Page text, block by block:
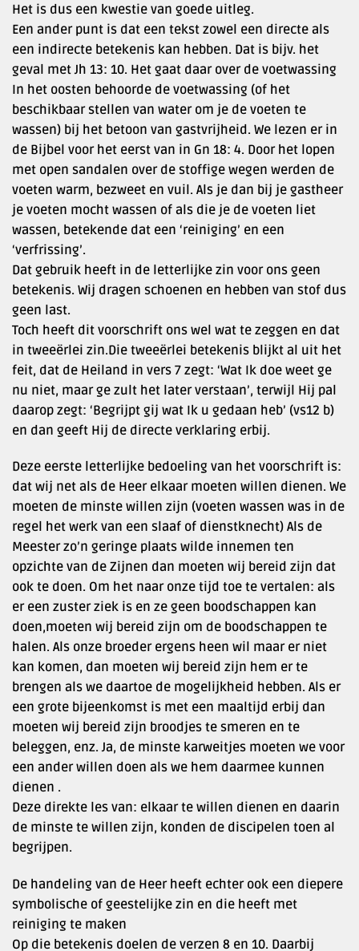
Het is dus een kwestie van goede uitleg.
Een ander punt is dat een tekst zowel een directe als
een indirecte betekenis kan hebben. Dat is bijv. het
geval met Jh 13: 10. Het gaat daar over de voetwassing
In het oosten behoorde de voetwassing (of het
beschikbaar stellen van water om je de voeten te
wassen) bij het betoon van gastvrijheid. We lezen er in
de Bijbel voor het eerst van in Gn 18: 4. Door het lopen
met open sandalen over de stoffige wegen werden de
voeten warm, bezweet en vuil. Als je dan bij je gastheer
je voeten mocht wassen of als die je de voeten liet
wassen, betekende dat een ‘reiniging’ en een
‘verfrissing’.
Dat gebruik heeft in de letterlijke zin voor ons geen
betekenis. Wij dragen schoenen en hebben van stof dus
geen last.
Toch heeft dit voorschrift ons wel wat te zeggen en dat
in tweeërlei zin.Die tweeërlei betekenis blijkt al uit het
feit, dat de Heiland in vers 7 zegt: ‘Wat Ik doe weet ge
nu niet, maar ge zult het later verstaan’, terwijl Hij pal
daarop zegt: ‘Begrijpt gij wat Ik u gedaan heb’ (vs12 b)
en dan geeft Hij de directe verklaring erbij.
Deze eerste letterlijke bedoeling van het voorschrift is:
dat wij net als de Heer elkaar moeten willen dienen. We
moeten de minste willen zijn (voeten wassen was in de
regel het werk van een slaaf of dienstknecht) Als de
Meester zo’n geringe plaats wilde innemen ten
opzichte van de Zijnen dan moeten wij bereid zijn dat
ook te doen. Om het naar onze tijd toe te vertalen: als
er een zuster ziek is en ze geen boodschappen kan
doen,moeten wij bereid zijn om de boodschappen te
halen. Als onze broeder ergens heen wil maar er niet
kan komen, dan moeten wij bereid zijn hem er te
brengen als we daartoe de mogelijkheid hebben. Als er
een grote bijeenkomst is met een maaltijd erbij dan
moeten wij bereid zijn broodjes te smeren en te
beleggen, enz. Ja, de minste karweitjes moeten we voor
een ander willen doen als we hem daarmee kunnen
dienen .
Deze direkte les van: elkaar te willen dienen en daarin
de minste te willen zijn, konden de discipelen toen al
begrijpen.
De handeling van de Heer heeft echter ook een diepere
symbolische of geestelijke zin en die heeft met
reiniging te maken
Op die betekenis doelen de verzen 8 en 10. Daarbij